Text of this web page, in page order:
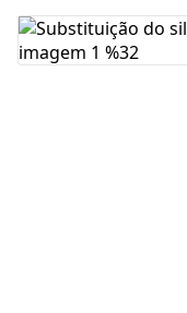
Comentar